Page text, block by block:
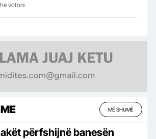
votoni.
MË SHUMË
përfshijnë banesën